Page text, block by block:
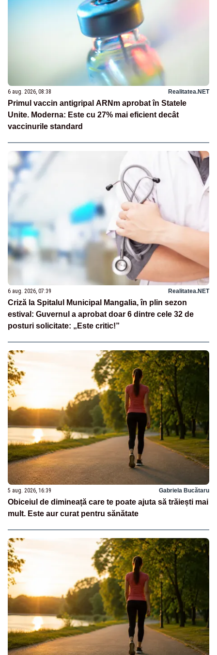
6 aug. 2026, 08:38 Realitatea.NET
Primul vaccin antigripal ARNm aprobat în Statele
Unite. Moderna: Este cu 27% mai eficient decât
vaccinurile standard
6 aug. 2026, 07:39 Realitatea.NET
Criză la Spitalul Municipal Mangalia, în plin sezon
estival: Guvernul a aprobat doar 6 dintre cele 32 de
posturi solicitate: „Este critic!”
5 aug. 2026, 16:39 Gabriela Bucătaru
Obiceiul de dimineață care te poate ajuta să trăiești mai
mult. Este aur curat pentru sănătate